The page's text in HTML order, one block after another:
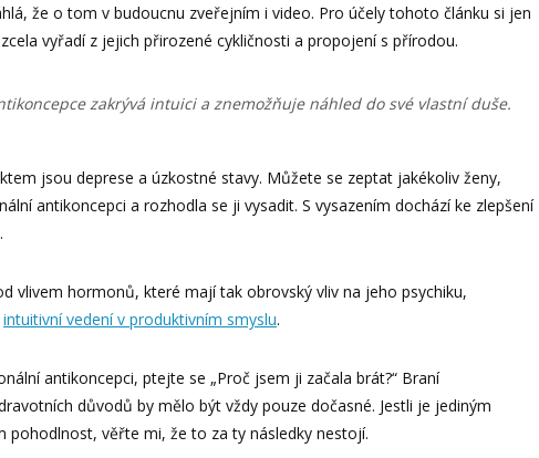
že o tom v budoucnu zveřejním i video. Pro účely tohoto článku si jen
vyřadí z jejich přirozené cykličnosti a propojení s přírodou.
zakrývá intuici a znemožňuje náhled do své vlastní duše.
jsou deprese a úzkostné stavy. Můžete se zeptat jakékoliv ženy,
antikoncepci a rozhodla se ji vysadit. S vysazením dochází ke zlepšení
vlivem hormonů, které mají tak obrovský vliv na jeho psychiku,
intuitivní vedení v produktivním smyslu.
antikoncepci, ptejte se „Proč jsem ji začala brát?“ Braní
důvodů by mělo být vždy pouze dočasné. Jestli je jediným
pohodlnost, věřte mi, že to za ty následky nestojí.